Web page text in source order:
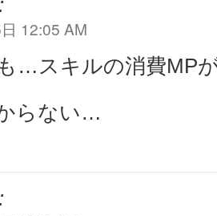
12:05 AM
…スキルの消費MP
らない…